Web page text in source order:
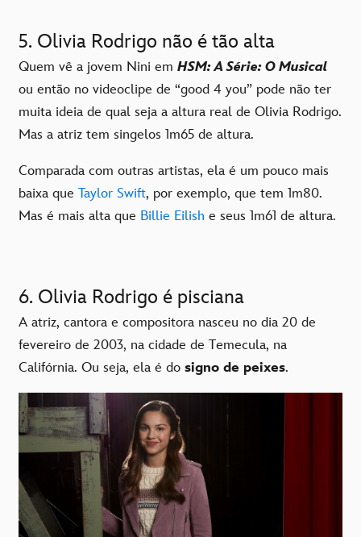
5. Olivia Rodrigo não é tão alta
Quem vê a jovem Nini em HSM: A Série: O Musical
ou então no videoclipe de “good 4 you” pode não ter
muita ideia de qual seja a altura real de Olivia Rodrigo.
Mas a atriz tem singelos 1m65 de altura.
Comparada com outras artistas, ela é um pouco mais
baixa que Taylor Swift, por exemplo, que tem 1m80.
Mas é mais alta que Billie Eilish e seus 1m61 de altura.
6. Olivia Rodrigo é pisciana
A atriz, cantora e compositora nasceu no dia 20 de
fevereiro de 2003, na cidade de Temecula, na
Califórnia. Ou seja, ela é do signo de peixes.